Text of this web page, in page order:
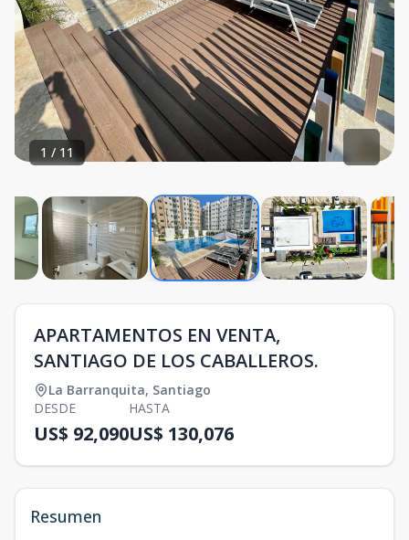
1 / 11
APARTAMENTOS EN VENTA,
SANTIAGO DE LOS CABALLEROS.
La Barranquita, Santiago
DESDE
US$ 92,090
HASTA
US$ 130,076
Resumen